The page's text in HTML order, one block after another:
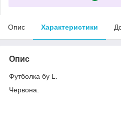
Опис Характеристики
Опис
Футболка бу L.
Червона.